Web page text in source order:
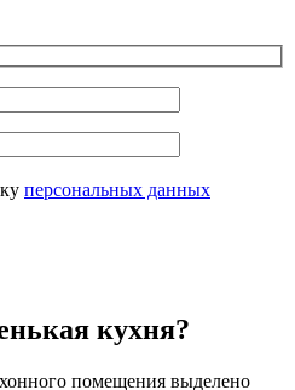
персональных данных
кухня?
помещения выделено